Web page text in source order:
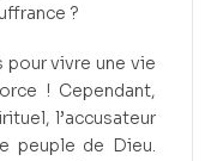
?
pour vivre une vie
! Cependant,
l’accusateur
peuple de Dieu.